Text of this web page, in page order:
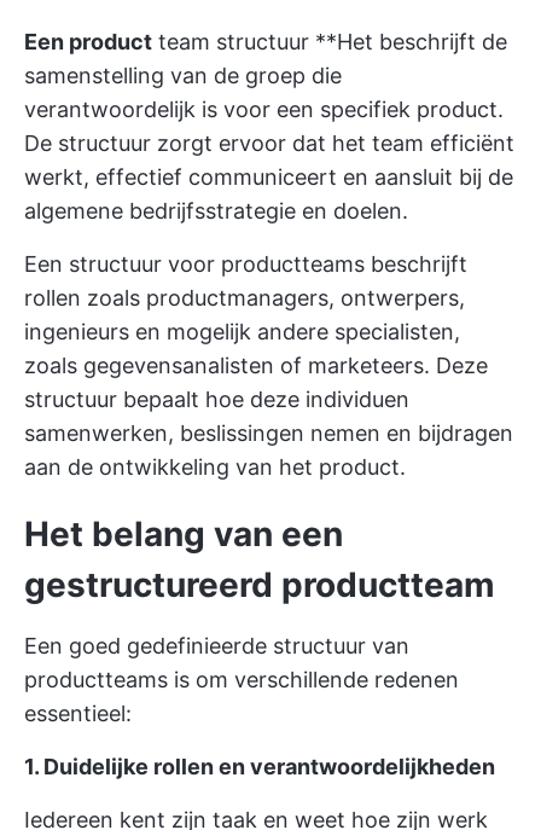
Een product team structuur **Het beschrijft de
samenstelling van de groep die
verantwoordelijk is voor een specifiek product.
De structuur zorgt ervoor dat het team efficiënt
werkt, effectief communiceert en aansluit bij de
algemene bedrijfsstrategie en doelen.
Een structuur voor productteams beschrijft
rollen zoals productmanagers, ontwerpers,
ingenieurs en mogelijk andere specialisten,
zoals gegevensanalisten of marketeers. Deze
structuur bepaalt hoe deze individuen
samenwerken, beslissingen nemen en bijdragen
aan de ontwikkeling van het product.
Het belang van een
gestructureerd productteam
Een goed gedefinieerde structuur van
productteams is om verschillende redenen
essentieel:
1. Duidelijke rollen en verantwoordelijkheden
Iedereen kent zijn taak en weet hoe zijn werk